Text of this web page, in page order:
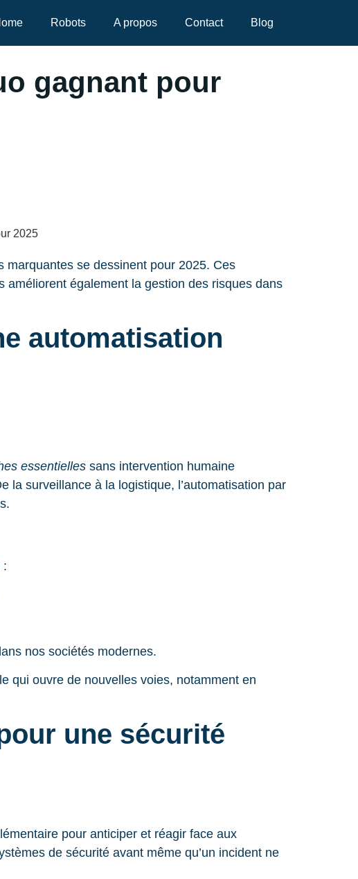
Robots A propos Contact Blog
gagnant pour
marquantes se dessinent pour 2025. Ces
améliorent également la gestion des risques dans
automatisation
essentielles sans intervention humaine
la surveillance à la logistique, l’automatisation par
:
nos sociétés modernes.
qui ouvre de nouvelles voies, notamment en
une sécurité
pour anticiper et réagir face aux
de sécurité avant même qu’un incident ne